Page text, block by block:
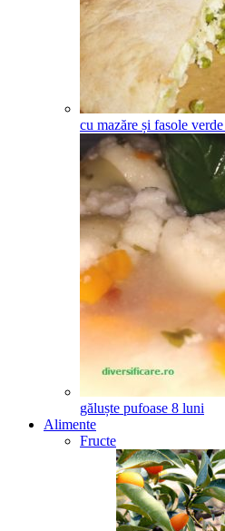
cu mazăre și fasole verde
găluște pufoase 8 luni
Alimente
Fructe